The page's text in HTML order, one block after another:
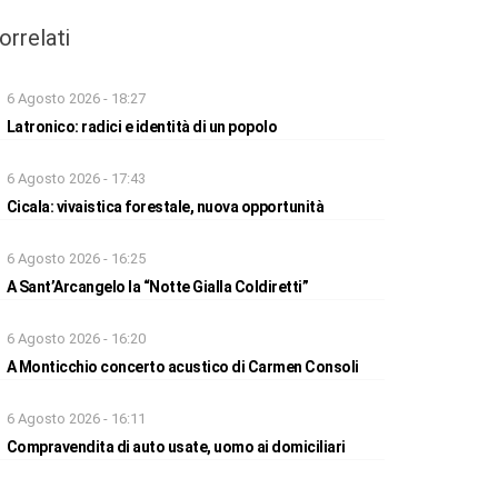
6 Agosto 2026 - 18:27
Latronico: radici e identità di un popolo
6 Agosto 2026 - 17:43
Cicala: vivaistica forestale, nuova opportunità
6 Agosto 2026 - 16:25
A Sant’Arcangelo la “Notte Gialla Coldiretti”
6 Agosto 2026 - 16:20
A Monticchio concerto acustico di Carmen Consoli
6 Agosto 2026 - 16:11
Compravendita di auto usate, uomo ai domiciliari